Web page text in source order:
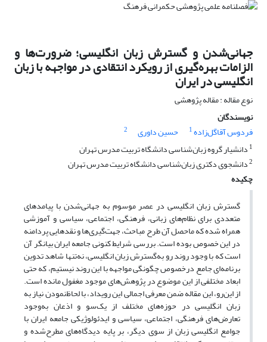
جهانی‌شدن و گسترش زبان انگلیسی؛ ضرورت‌ها و
الزامات بهره‌گیری از رویکرد انتقادی در مواجهه با زبان
انگلیسی در ایران
نوع مقاله : مقاله پژوهشی
نویسندگان
فردوس آقاگل‌زاده1 حسین داوری
2
1 دانشیار گروه زبان‌شناسی دانشگاه تربیت مدرس تهران
2دانشجوی دکتری زبان‌شناسی دانشگاه تربیت مدرس تهران
چکیده
گسترش زبان انگلیسی در عصر موسوم به جهانی‌شدن با پیامد‌های
متعددی برای نظام‌های زبانی، فرهنگی، اجتماعی، سیاسی و آموزشی
همراه شده که ماحصل آن طرح مباحث، جهت‌گیری‌ها و نقدهایی پردامنه
در این خصوص بوده است. بررسی شرایط کنونی جامعه ایران بیانگر آن
است که با وجود روند رو به‌گسترش زبان انگلیسی، نه‌تنها شاهد تدوین
برنامه‌ای جامع درخصوص چگونگی مواجهه با این روند نیستیم، که حتی
ابعاد مختلفی از این موضوع در پژوهش‌های موجود مغفول مانده است.
از این‌رو، این مقاله ضمن معرفی اجمالی این رویداد، با لحاظ‌نمودن نیاز به
زبان انگلیسی در حوزه‌های مختلف از یک‌سو و اذعان به‌وجود
تعارض‌های فرهنگی، اجتماعی، سیاسی و ایدئولوژیکی جامعه ایران با
جوامع انگلیسی زبان از سوی دیگر، بر پایه دیدگاه‌های مطرح‌شده و